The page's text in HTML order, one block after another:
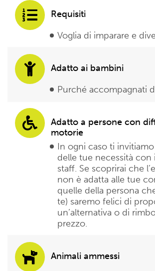
Requisiti
Voglia di imparare e
Adatto ai bambini
Purché accompagnati
Adatto a persone con
motorie
In ogni caso ti invitiamo
delle tue necessità con
staff. Se scoprirai che
non è adatta alle tue
quelle della persona
te) saremo felici di
un’alternativa o di
prezzo.
Animali ammessi